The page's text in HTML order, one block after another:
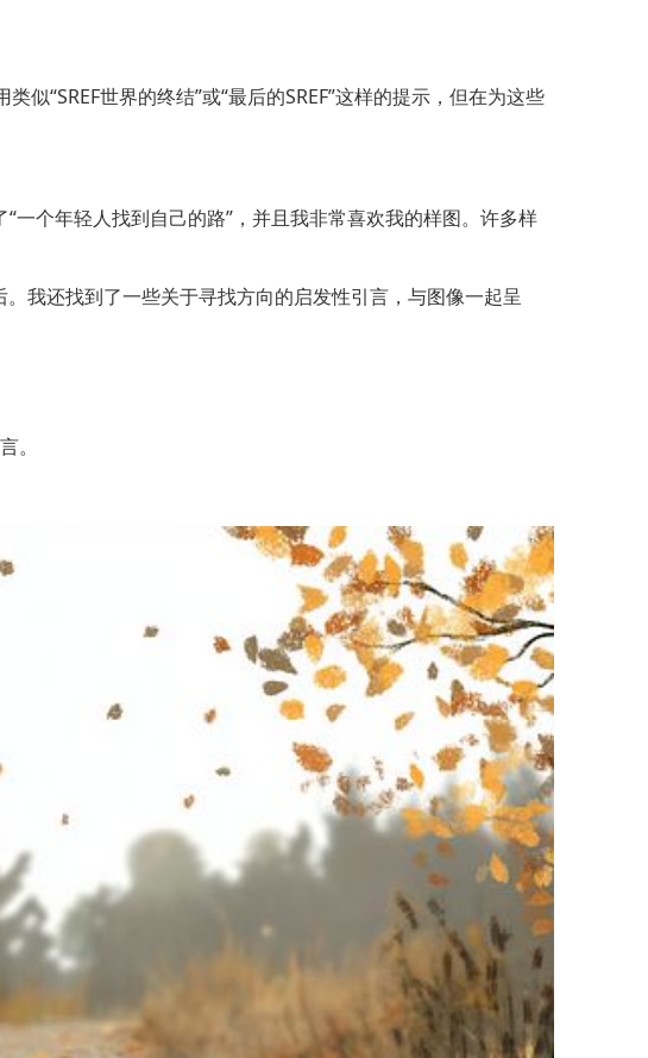
“SREF世界的终结”或“最后的SREF”这样的提示，但在为这些
一个年轻人找到自己的路”，并且我非常喜欢我的样图。许多样
我还找到了一些关于寻找方向的启发性引言，与图像一起呈
。